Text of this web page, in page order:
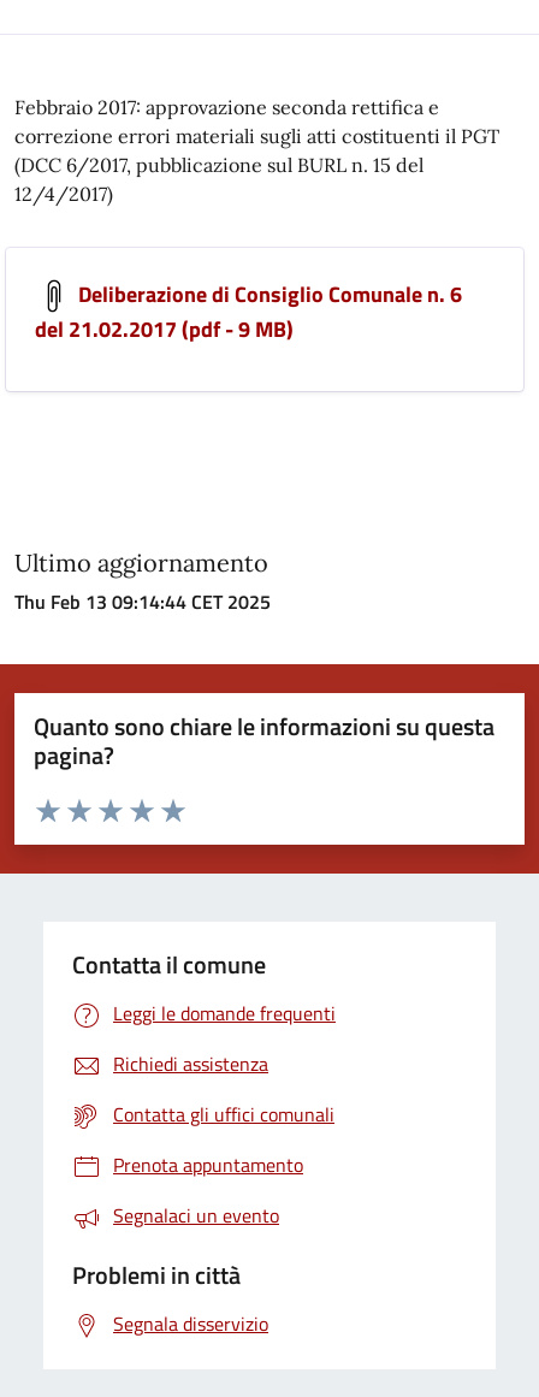
Febbraio 2017: approvazione seconda rettifica e
correzione errori materiali sugli atti costituenti il PGT
(DCC 6/2017, pubblicazione sul BURL n. 15 del
12/4/2017)
Deliberazione di Consiglio Comunale n. 6
del 21.02.2017 (pdf - 9 MB)
Ultimo aggiornamento
Thu Feb 13 09:14:44 CET 2025
Quanto sono chiare le informazioni su questa
pagina?
Valuta da 1 a 5 stelle la pagina
Valuta 5 stelle su 5
Valuta 4 stelle su 5
Valuta 3 stelle su 5
Valuta 2 stelle su 5
Valuta 1 stelle su 5
Contatta il comune
Leggi le domande frequenti
Richiedi assistenza
Contatta gli uffici comunali
Prenota appuntamento
Segnalaci un evento
Problemi in città
Segnala disservizio